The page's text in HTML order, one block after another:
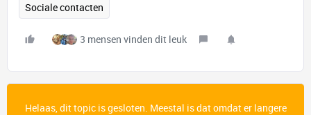
Sociale contacten
3 mensen vinden dit leuk
Helaas, dit topic is gesloten. Meestal is dat omdat er langere